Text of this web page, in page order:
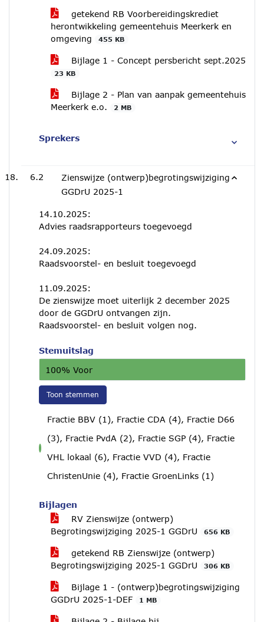
getekend RB Voorbereidingskrediet
herontwikkeling gemeentehuis Meerkerk en
omgeving
455 KB
Bijlage 1 - Concept persbericht sept.2025
23 KB
Bijlage 2 - Plan van aanpak gemeentehuis
Meerkerk e.o.
2 MB
Sprekers
6.2
Zienswijze (ontwerp)begrotingswijziging
GGDrU 2025-1
14.10.2025:
Advies raadsrapporteurs toegevoegd
24.09.2025:
Raadsvoorstel- en besluit toegevoegd
11.09.2025:
De zienswijze moet uiterlijk 2 december 2025
door de GGDrU ontvangen zijn.
Raadsvoorstel- en besluit volgen nog.
Stemuitslag
100% Voor
Toon stemmen
voor
Fractie BBV (1), Fractie CDA (4), Fractie D66
(3), Fractie PvdA (2), Fractie SGP (4), Fractie
VHL lokaal (6), Fractie VVD (4), Fractie
ChristenUnie (4), Fractie GroenLinks (1)
Bijlagen
RV Zienswijze (ontwerp)
Begrotingswijziging 2025-1 GGDrU
656 KB
getekend RB Zienswijze (ontwerp)
Begrotingswijziging 2025-1 GGDrU
306 KB
Bijlage 1 - (ontwerp)begrotingswijziging
GGDrU 2025-1-DEF
1 MB